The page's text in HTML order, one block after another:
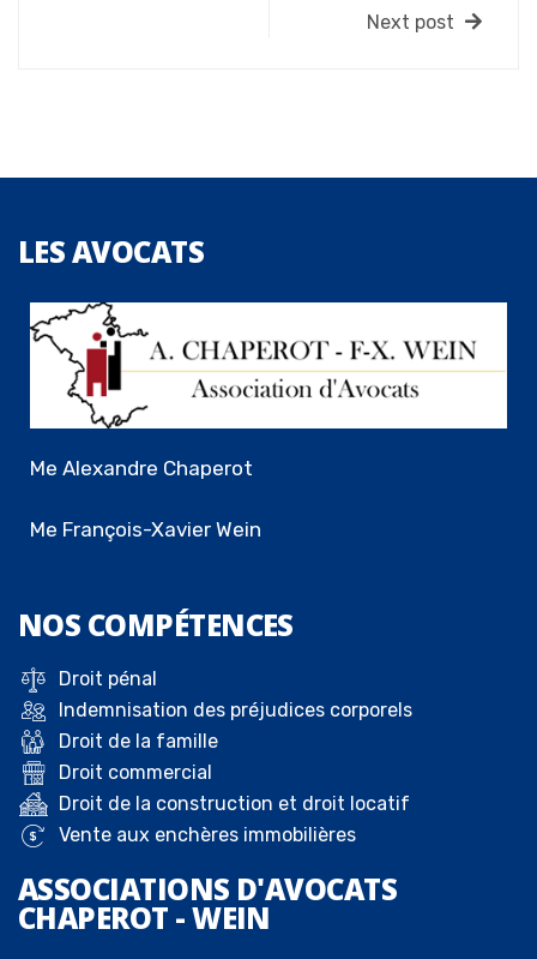
Next post
LESAVOCATS
Me Alexandre Chaperot
Me François-Xavier Wein
NOS COMPÉTENCES
Droit pénal
Indemnisation des préjudices corporels
Droit de la famille
Droit commercial
Droit de la construction et droit locatif
Vente aux enchères immobilières
ASSOCIATIONS D'AVOCATS
CHAPEROT - WEIN